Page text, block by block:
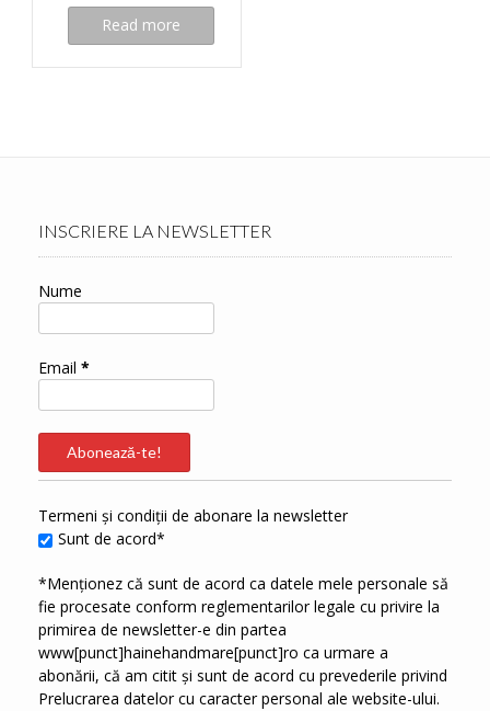
Read more
INSCRIERE LA NEWSLETTER
Nume
Email *
Termeni și condiții de abonare la newsletter
Sunt de acord*
*Menționez că sunt de acord ca datele mele personale să
fie procesate conform reglementarilor legale cu privire la
primirea de newsletter-e din partea
www[punct]hainehandmare[punct]ro ca urmare a
abonării, că am citit și sunt de acord cu prevederile privind
Prelucrarea datelor cu caracter personal ale website-ului.